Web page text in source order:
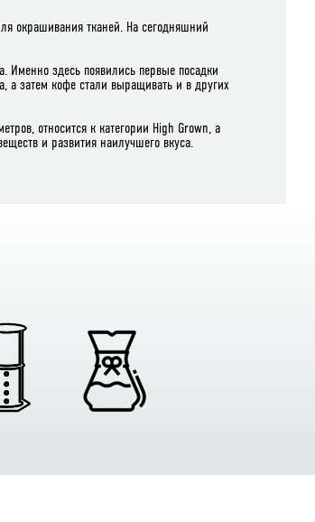
окрашивания тканей. На сегодняшний
Именно здесь появились первые посадки
а затем кофе стали выращивать и в других
относится к категории High Grown, а
и развития наилучшего вкуса.